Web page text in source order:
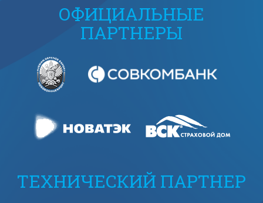
ОФИЦИАЛЬНЫЕ
ПАРТНЕРЫ
ТЕХНИЧЕСКИЙ ПАРТНЕР